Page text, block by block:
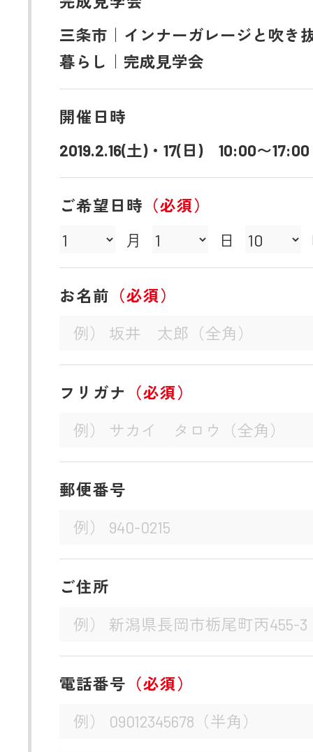
三条市｜インナーガレージと吹き
暮らし｜完成見学会
開催日時
2019.2.16(土)・17(日) 10:00〜17:00
ご希望日時 （必須）
月
日
お名前 （必須）
フリガナ （必須）
郵便番号
ご住所
電話番号 （必須）